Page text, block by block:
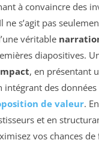
à convaincre des
s’agit pas
véritable
diapositives.
, en présentant
intégrant des données
de valeur.
et en
vos chances